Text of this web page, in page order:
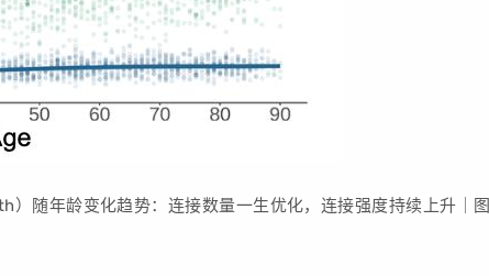
随年龄变化趋势：连接数量一生优化，连接强度持续上升｜图